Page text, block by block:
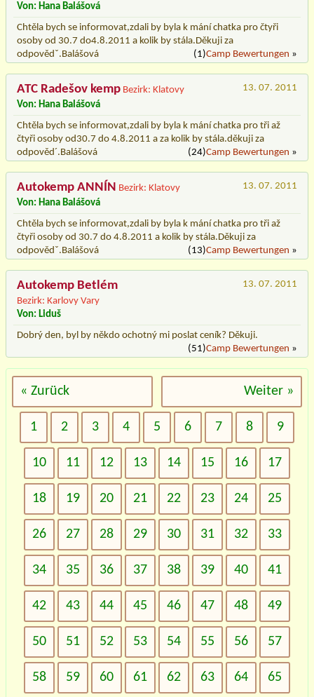
Von: Hana Balášová
Chtěla bych se informovat,zdali by byla k mání chatka pro čtyři
osoby od 30.7 do4.8.2011 a kolik by stála.Děkuji za
odpovědˇ.Balášová
(1)Camp Bewertungen »
ATC Radešov kemp Bezirk: Klatovy
13. 07. 2011
Von: Hana Balášová
Chtěla bych se informovat,zdali by byla k mání chatka pro tři až
čtyři osoby od30.7 do 4.8.2011 a za kolik by stála.děkuji za
odpověd´.Balášová
(24)Camp Bewertungen »
Autokemp ANNÍN Bezirk: Klatovy
13. 07. 2011
Von: Hana Balášová
Chtěla bych se informovat,zdali by byla k mání chatka pro tři až
čtyři osoby od 30.7 do 4.8.2011 a kolik by stála.Děkuji za
odpovědˇ.Balášová
(13)Camp Bewertungen »
Autokemp Betlém
Bezirk: Karlovy Vary
13. 07. 2011
Von: Liduš
Dobrý den, byl by někdo ochotný mi poslat ceník? Děkuji.
(51)Camp Bewertungen »
« Zurück Weiter »
1 2 3 4 5 6 7 8 9
10 11 12 13 14 15 16 17
18 19 20 21 22 23 24 25
26 27 28 29 30 31 32 33
34 35 36 37 38 39 40 41
42 43 44 45 46 47 48 49
50 51 52 53 54 55 56 57
58 59 60 61 62 63 64 65